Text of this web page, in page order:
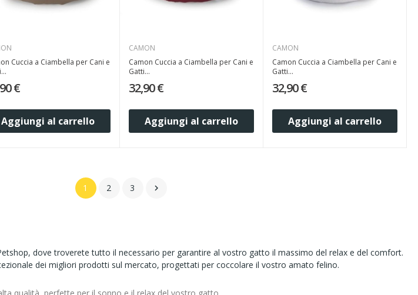
Cuccia a Ciambella per Cani e
€
Aggiungi al carrello
CAMON
Camon Cuccia a Ciambella per Cani e
Gatti...
32,90 €
Aggiungi al carrello
CAMON
Camon Cuccia a Ciambella per Cani e
Gatti...
32,90 €
Aggiungi al carrello
1 2 3 
dove troverete tutto il necessario per garantire al vostro gatto il massimo del relax e del comfort.
dei migliori prodotti sul mercato, progettati per coccolare il vostro amato felino.